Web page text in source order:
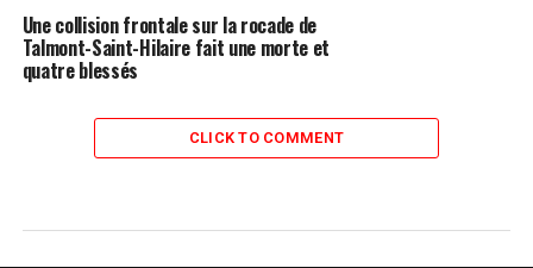
Une collision frontale sur la rocade de
Talmont-Saint-Hilaire fait une morte et
quatre blessés
CLICK TO COMMENT